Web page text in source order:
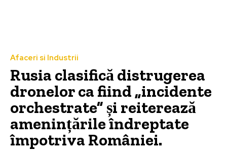
Afaceri si Industrii
Rusia clasifică distrugerea
dronelor ca fiind „incidente
orchestrate” și reiterează
amenințările îndreptate
împotriva României.